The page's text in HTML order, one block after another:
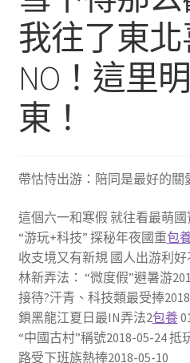
我往了東北
NO！這里
東！
帶怙恃出游：陪同是最好的關
這個六一和寒假 就往看最萌
“游玩+科技” 探秘年夜國重包
收支境又有新規 國人出游利
林新弄法： “微度假”避暑游
接待?汗青、科技類最受捧
鎖黑龍江夏日最IN弄法2包養
“中國古村”稱號2018-05-24
路受下班族熱捧2018-05-10